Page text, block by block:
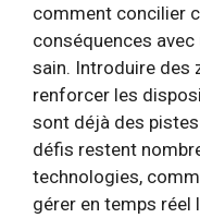
comment concilier
conséquences
sain. Introduire des
renforcer les
sont déjà des
défis restent
technologies,
gérer en temps